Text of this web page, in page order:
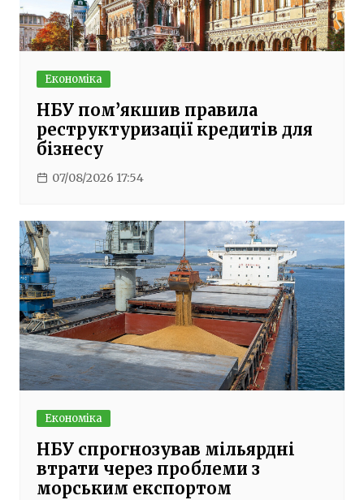
Економіка
НБУ пом’якшив правила
реструктуризації кредитів для
бізнесу
07/08/2026 17:54
Економіка
НБУ спрогнозував мільярдні
втрати через проблеми з
морським експортом